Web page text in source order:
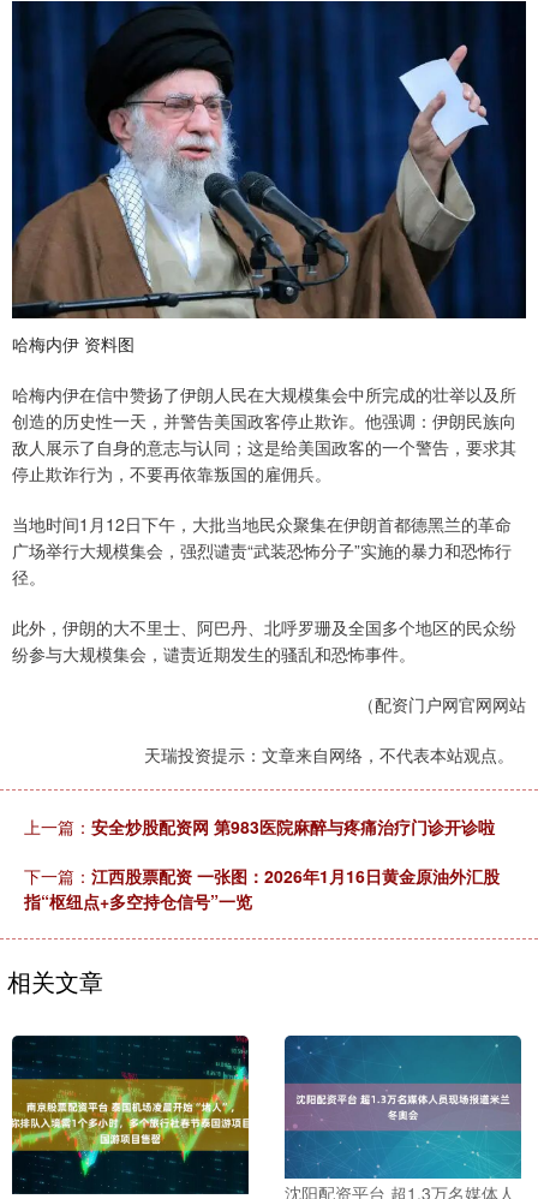
哈梅内伊 资料图
哈梅内伊在信中赞扬了伊朗人民在大规模集会中所完成的壮举以及所
创造的历史性一天，并警告美国政客停止欺诈。他强调：伊朗民族向
敌人展示了自身的意志与认同；这是给美国政客的一个警告，要求其
停止欺诈行为，不要再依靠叛国的雇佣兵。
当地时间1月12日下午，大批当地民众聚集在伊朗首都德黑兰的革命
广场举行大规模集会，强烈谴责“武装恐怖分子”实施的暴力和恐怖行
径。
此外，伊朗的大不里士、阿巴丹、北呼罗珊及全国多个地区的民众纷
纷参与大规模集会，谴责近期发生的骚乱和恐怖事件。
（配资门户网官网网站
天瑞投资提示：文章来自网络，不代表本站观点。
上一篇： 安全炒股配资网 第983医院麻醉与疼痛治疗门诊开诊啦
下一篇： 江西股票配资 一张图：2026年1月16日黄金原油外汇股
指“枢纽点+多空持仓信号”一览
相关文章
沈阳配资平台 超1.3万名媒体人